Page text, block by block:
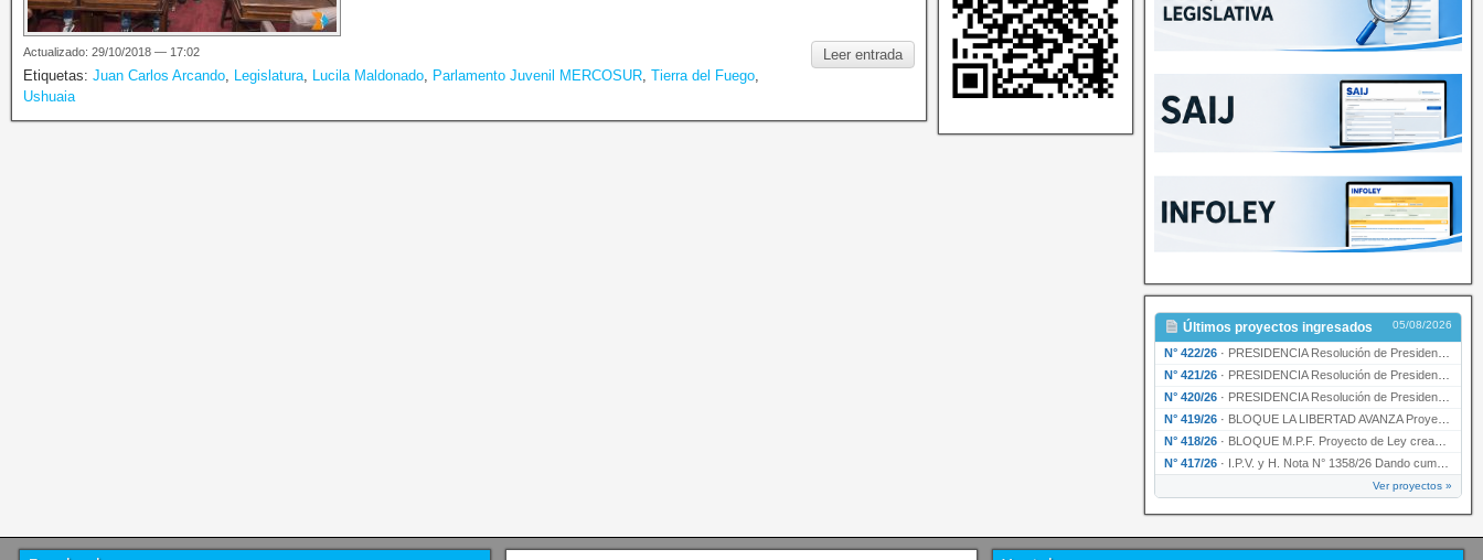
Leer entrada
Actualizado: 29/10/2018 — 17:02
Etiquetas: Juan Carlos Arcando, Legislatura, Lucila Maldonado, Parlamento Juvenil MERCOSUR, Tierra del Fuego,
Ushuaia
Últimos proyectos ingresados 05/08/2026
N° 422/26 · PRESIDENCIA Resolución de Presidencia N° 200/26 para su ratificación.
N° 421/26 · PRESIDENCIA Resolución de Presidencia N° 199/26 para su ratificación.
N° 420/26 · PRESIDENCIA Resolución de Presidencia N° 198/26 para su ratificación.
N° 419/26 · BLOQUE LA LIBERTAD AVANZA Proyecto de Ley declarando la esencialidad del servicio educativ…
N° 418/26 · BLOQUE M.P.F. Proyecto de Ley creando el Ente Único Regulador de servicios públicos de la …
N° 417/26 · I.P.V. y H. Nota N° 1358/26 Dando cumplimiento al artículo 29 de la Ley provincial N° 1399…
Ver proyectos »